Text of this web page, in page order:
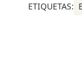
ETIQUETAS: